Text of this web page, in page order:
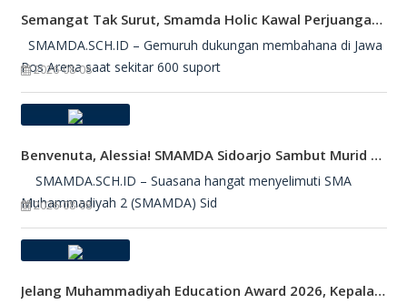
Semangat Tak Surut, Smamda Holic Kawal Perjuangan Tim Basket Smamda Di DBL 2026
SMAMDA.SCH.ID – Gemuruh dukungan membahana di Jawa
Pos Arena saat sekitar 600 suport
2026-08-08
Benvenuta, Alessia! SMAMDA Sidoarjo Sambut Murid Pertukaran Pelajar Dari Italia
SMAMDA.SCH.ID – Suasana hangat menyelimuti SMA
Muhammadiyah 2 (SMAMDA) Sid
2026-08-08
Jelang Muhammadiyah Education Award 2026, Kepala SMAMDA Sidoarjo Suntik Semangat Kontingen